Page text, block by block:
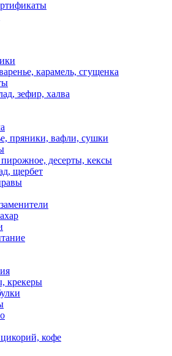
карамель, сгущенка
зефир, халва
пряники, вафли, сушки
десерты, кексы
щербет
крекеры
кофе